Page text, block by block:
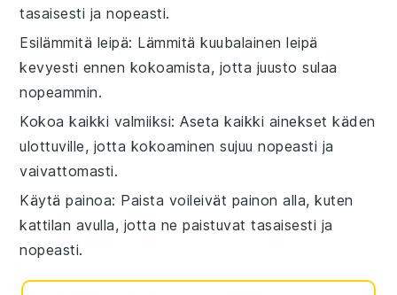
tasaisesti ja nopeasti.
Esilämmitä leipä: Lämmitäkuubalainen leipä
kevyesti ennen kokoamista, jotta juusto sulaa
nopeammin.
Kokoa kaikki valmiiksi: Aseta kaikki ainekset käden
ulottuville, jotta kokoaminen sujuu nopeasti ja
vaivattomasti.
Käytä painoa: Paista voileivät painon alla, kuten
kattilan avulla, jotta ne paistuvat tasaisesti ja
nopeasti.